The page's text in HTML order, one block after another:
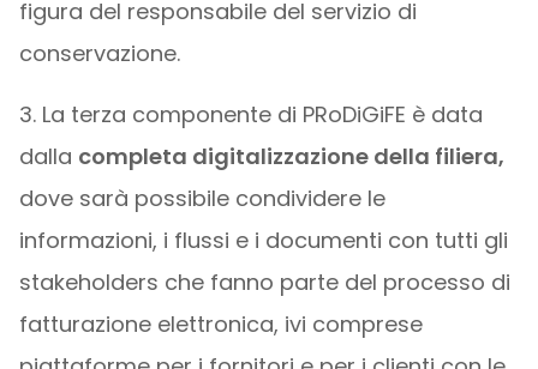
figura del responsabile del servizio di
conservazione.
3. La terza componente di PRoDiGiFE è data
dalla completa digitalizzazione della filiera,
dove sarà possibile condividere le
informazioni, i flussi e i documenti con tutti gli
stakeholders che fanno parte del processo di
fatturazione elettronica, ivi comprese